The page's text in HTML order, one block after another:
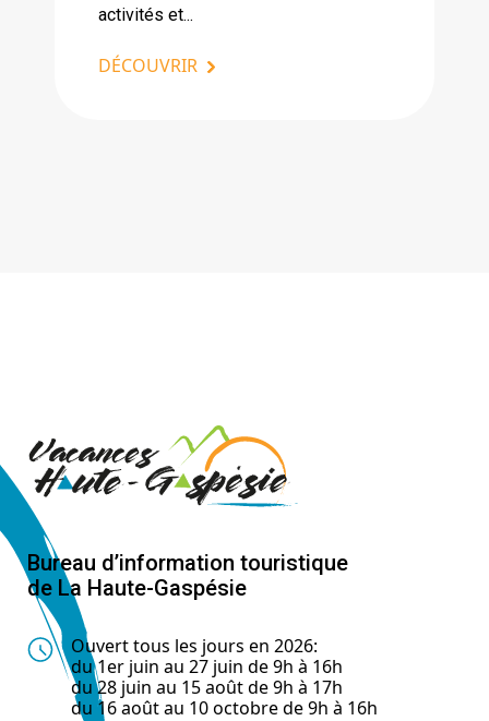
activités et...
DÉCOUVRIR
Bureau d’information touristique
de La Haute-Gaspésie
Ouvert tous les jours en 2026:
du 1er juin au 27 juin de 9h à 16h
du 28 juin au 15 août de 9h à 17h
du 16 août au 10 octobre de 9h à 16h